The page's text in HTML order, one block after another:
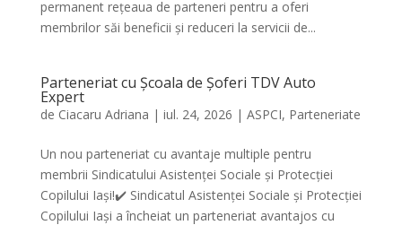
permanent rețeaua de parteneri pentru a oferi
membrilor săi beneficii și reduceri la servicii de...
Parteneriat cu Școala de Șoferi TDV Auto
Expert
de Ciacaru Adriana | iul. 24, 2026 | ASPCI, Parteneriate
Un nou parteneriat cu avantaje multiple pentru
membrii Sindicatului Asistenței Sociale și Protecției
Copilului Iași!✔️ Sindicatul Asistenței Sociale și Protecției
Copilului Iași a încheiat un parteneriat avantajos cu